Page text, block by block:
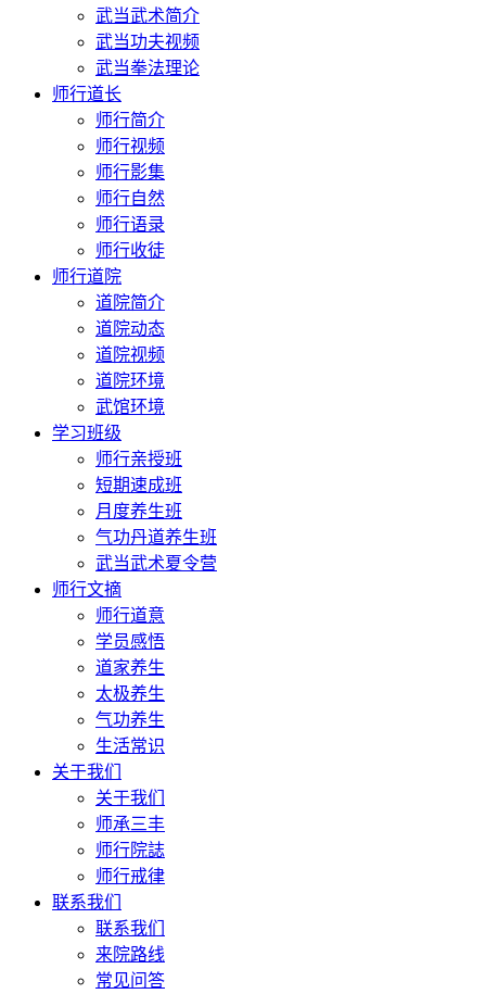
武当武术简介
武当功夫视频
武当拳法理论
师行道长
师行简介
师行视频
师行影集
师行自然
师行语录
师行收徒
师行道院
道院简介
道院动态
道院视频
道院环境
武馆环境
学习班级
师行亲授班
短期速成班
月度养生班
气功丹道养生班
武当武术夏令营
师行文摘
师行道意
学员感悟
道家养生
太极养生
气功养生
生活常识
关于我们
关于我们
师承三丰
师行院誌
师行戒律
联系我们
联系我们
来院路线
常见问答